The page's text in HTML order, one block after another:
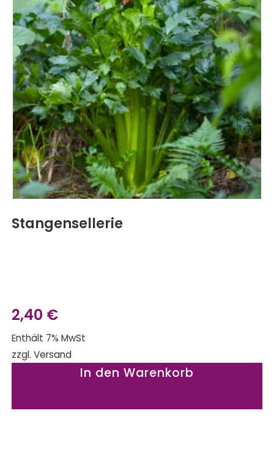
Stangensellerie
2,40 €
Enthält 7% MwSt
zzgl. Versand
In den Warenkorb